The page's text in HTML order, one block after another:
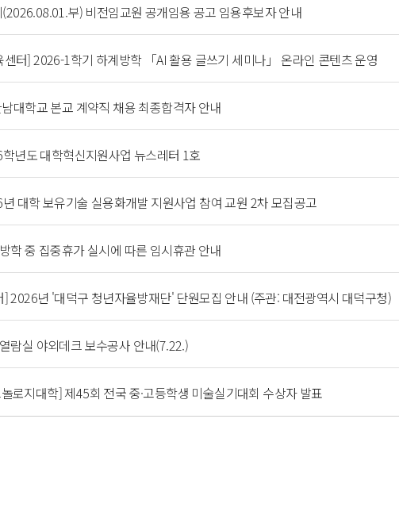
부) 비전임교원 공개임용 공고 임용후보자 안내
터] 2026-1학기 하계방학 「AI 활용 글쓰기 세미나」 온라인 콘텐츠 운영
대학교 본교 계약직 채용 최종합격자 안내
년도 대학혁신지원사업 뉴스레터 1호
대학 보유기술 실용화개발 지원사업 참여 교원 2차 모집공고
학 중 집중휴가 실시에 따른 임시휴관 안내
2026년 '대덕구 청년자율방재단' 단원모집 안내 (주관: 대전광역시 대덕구청)
람실 야외데크 보수공사 안내(7.22.)
로지대학] 제45회 전국 중·고등학생 미술실기대회 수상자 발표